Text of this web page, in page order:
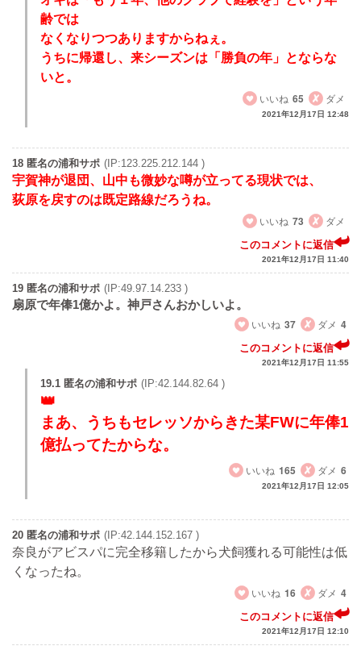
齢では
なくなりつつありますからねぇ。
うちに帰還し、来シーズンは「勝負の年」とならな
いと。
いいね 65 ダメ
2021年12月17日 12:48
18 匿名の浦和サポ (IP:123.225.212.144 )
宇賀神が退団、山中も微妙な噂が立ってる現状では、
荻原を戻すのは既定路線だろうね。
いいね 73 ダメ
このコメントに返信
2021年12月17日 11:40
19 匿名の浦和サポ (IP:49.97.14.233 )
扇原で年俸1億かよ。神戸さんおかしいよ。
いいね 37 ダメ 4
このコメントに返信
2021年12月17日 11:55
19.1 匿名の浦和サポ (IP:42.144.82.64 )
まあ、うちもセレッソからきた某FWに年俸1
億払ってたからな。
いいね 165 ダメ 6
2021年12月17日 12:05
20 匿名の浦和サポ (IP:42.144.152.167 )
奈良がアビスパに完全移籍したから犬飼獲れる可能性は低
くなったね。
いいね 16 ダメ 4
このコメントに返信
2021年12月17日 12:10